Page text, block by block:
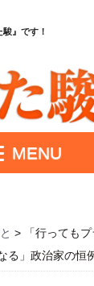
』です！
MENU
> 「行っても
る」政治家の恒